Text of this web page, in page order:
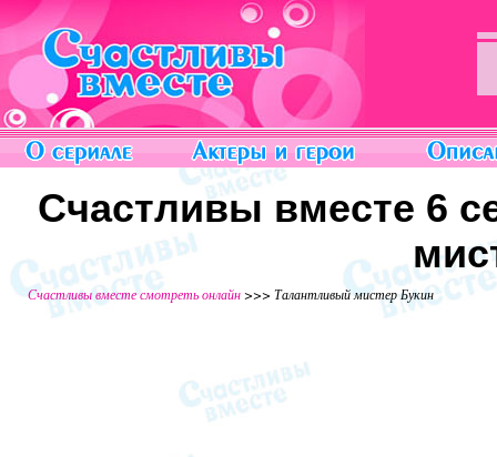
Счастливы вместе 6
Счастливы вместе смотреть онлайн>>> Талантливый мистер Букин